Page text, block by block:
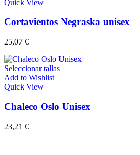
Quick View
Cortavientos Negraska unisex
25,07 €
Seleccionar tallas
Add to Wishlist
Quick View
Chaleco Oslo Unisex
23,21 €